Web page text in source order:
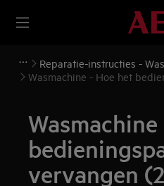
Reparatie-instructies -
Wasmachine - Hoe het
vervangen